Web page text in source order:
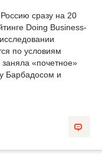
сразу на 20
Doing Business-
по условиям
«почетное»
Барбадосом и